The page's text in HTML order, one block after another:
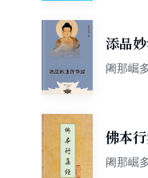
添品
阇那崛
佛本
阇那崛